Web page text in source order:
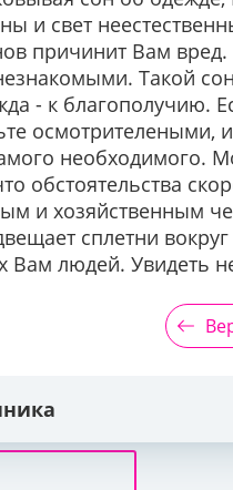
и свет
причинит Вам
Такой
- к благополучию.
осмотрителеными,
необходимого.
обстоятельства
и хозяйственным
сплетни
Вам людей. Увидеть